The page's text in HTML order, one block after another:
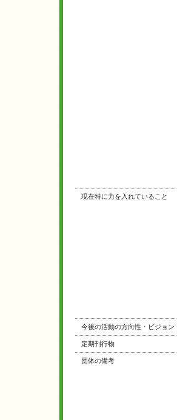
現在特に力を入れていること
今後の活動の方向性・ビジョン
定期刊行物
団体の備考